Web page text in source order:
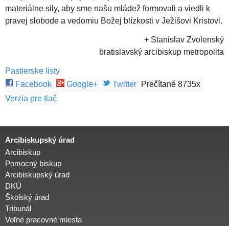
materiálne sily, aby sme našu mládež formovali a viedli k
pravej slobode a vedomiu Božej blízkosti v Ježišovi Kristovi.
+ Stanislav Zvolenský
bratislavský arcibiskup metropolita
Pastierske listy
Facebook
Google+ Twitter
Prečítané 8735x
Verzia pre tlač
Arcibiskupský úrad
Arcibiskup
Pomocný biskup
Arcibiskupský úrad
DKÚ
Školský úrad
Tribunál
Voľné pracovné miesta